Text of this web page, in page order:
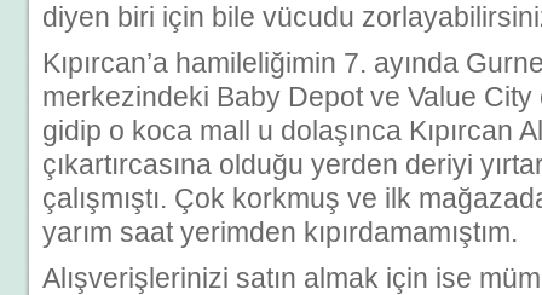
diyen biri için bile vücudu
Kıpırcan’a hamileliğimin 7. ayında
merkezindeki Baby Depot ve Value City
gidip o koca mall u dolaşınca Kıpırcan
çıkartırcasına olduğu yerden deriyi
çalışmıştı. Çok korkmuş ve ilk
yarım saat yerimden kıpırdamamıştım.
Alışverişlerinizi satın almak için ise